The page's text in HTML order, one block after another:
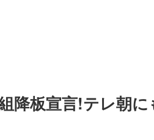
降板宣言!テレ朝